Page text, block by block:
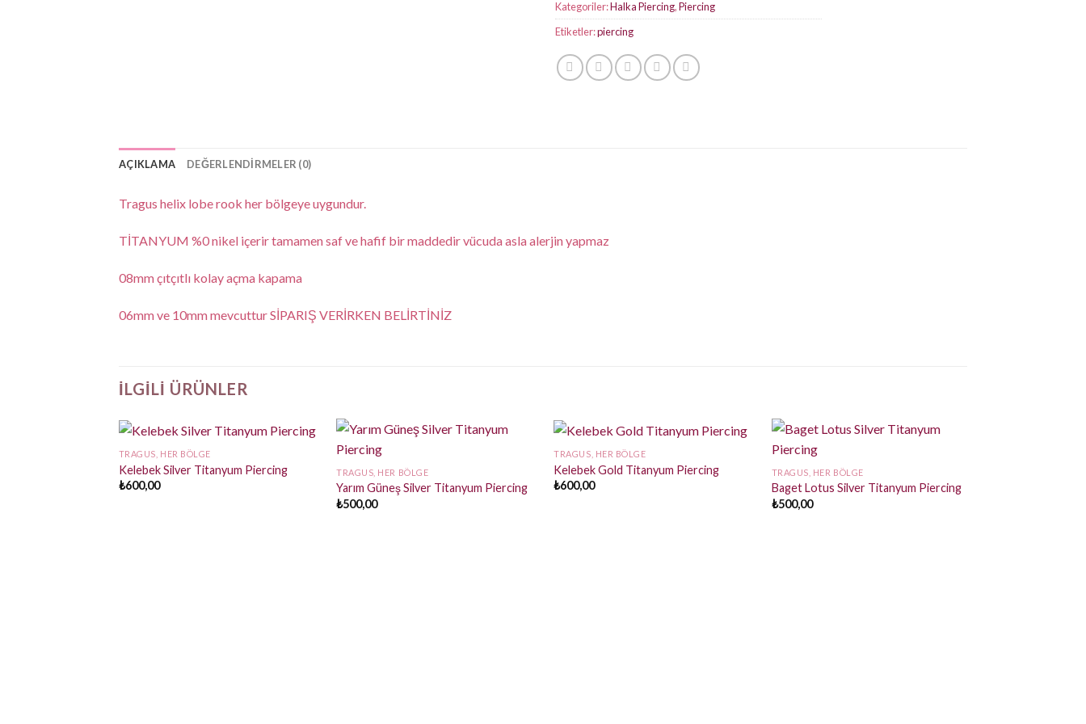
Kategoriler:Halka Piercing,Piercing
Etiketler:piercing
AÇIKLAMA DEĞERLENDIRMELER (0)
Tragus helix lobe rook her bölgeye uygundur.
TİTANYUM %0 nikel içerir tamamen saf ve hafif bir maddedir vücuda asla alerjin yapmaz
08mm çıtçıtlı kolay açma kapama
06mm ve 10mm mevcuttur SİPARIŞ VERİRKEN BELİRTİNİZ
İLGILI ÜRÜNLER
TRAGUS, HER BÖLGE
Kelebek Silver Titanyum Piercing
₺600,00
TRAGUS, HER BÖLGE
Yarım Güneş Silver Titanyum Piercing
₺500,00
TRAGUS, HER BÖLGE
Kelebek Gold Titanyum Piercing
₺600,00
TRAGUS, HER BÖLGE
Baget Lotus Silver Titanyum Piercing
₺500,00